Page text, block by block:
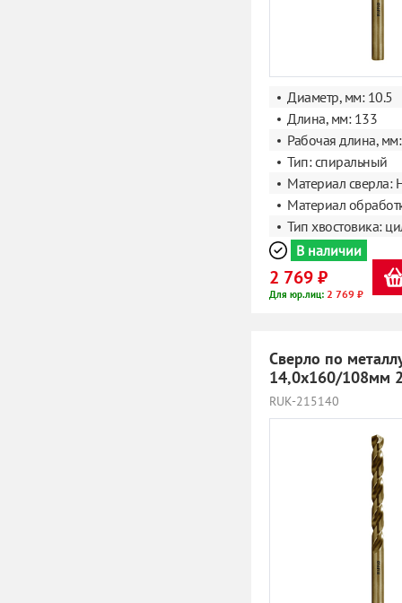
Диаметр, мм: 10.5
Длина, мм: 133
Рабочая длина,
Тип: спиральный
Материал сверла:
Материал
Тип хвостовика:
В наличии
2 769 ₽
Для юр.лиц: 2 769 ₽
Сверло по
14,0х160/108мм
RUK-215140